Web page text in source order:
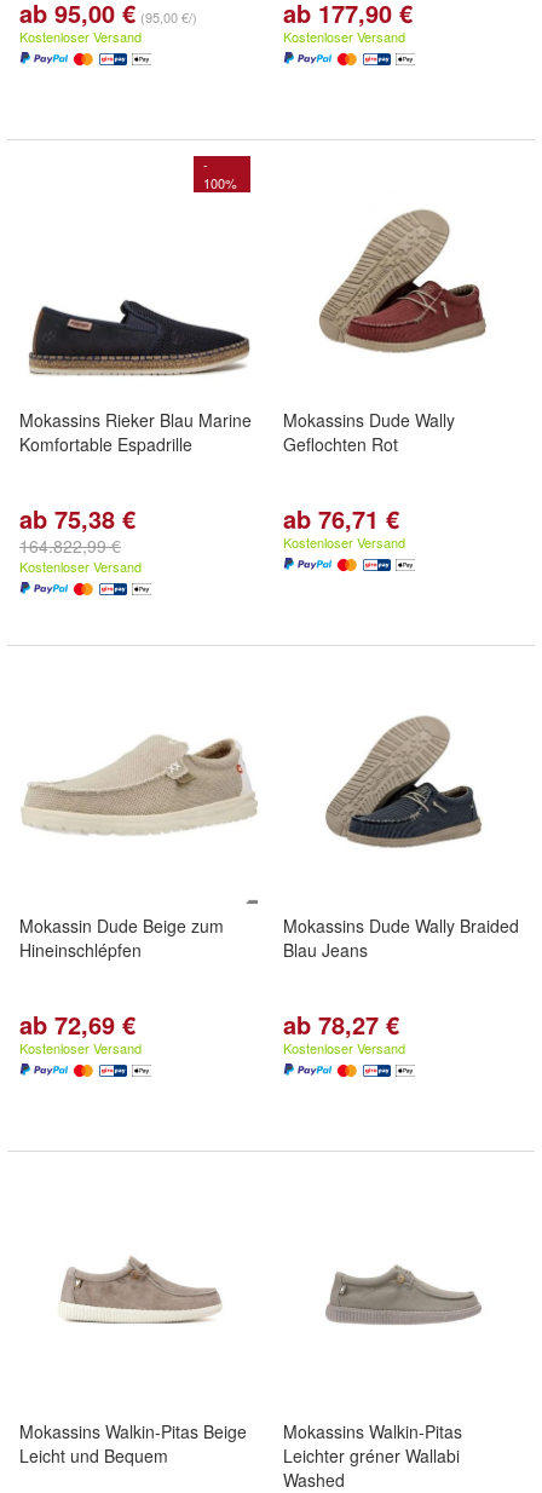
ab 95,00 € (95,00 €/)
Kostenloser Versand
ab 177,90 €
Kostenloser Versand
-
100%
Mokassins Rieker Blau Marine
Komfortable Espadrille
ab 75,38 €
164.822,99 €
Kostenloser Versand
Mokassins Dude Wally
Geflochten Rot
ab 76,71 €
Kostenloser Versand
Mokassin Dude Beige zum
Hineinschlépfen
ab 72,69 €
Kostenloser Versand
Mokassins Dude Wally Braided
Blau Jeans
ab 78,27 €
Kostenloser Versand
Mokassins Walkin-Pitas Beige
Leicht und Bequem
Mokassins Walkin-Pitas
Leichter gréner Wallabi
Washed